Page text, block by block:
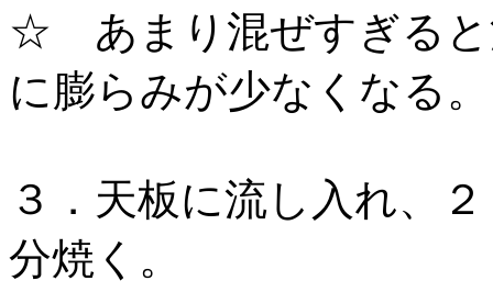
☆ あまり混ぜすぎると
に膨らみが少なくな
３．天板に流し入れ、
分焼く。